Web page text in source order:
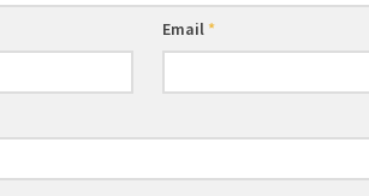
Email*